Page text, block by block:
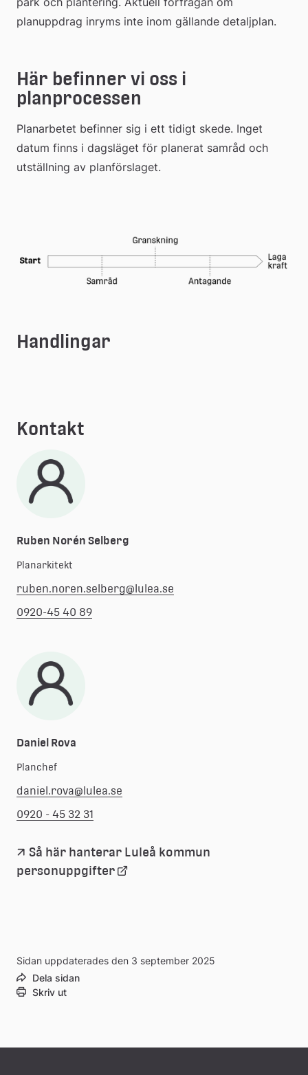
planuppdrag inryms inte inom gällande detaljplan.
Här befinner vi oss i
planprocessen
Planarbetet befinner sig i ett tidigt skede. Inget
datum finns i dagsläget för planerat samråd och
utställning av planförslaget.
Handlingar
Kontakt
Ruben Norén Selberg
Planarkitekt
ruben.noren.selberg@lulea.se
0920-45 40 89
Daniel Rova
Planchef
daniel.rova@lulea.se
0920 - 45 32 31
Så här hanterar Luleå kommun
personuppgifterLänk
webbplats
Sidan uppdaterades den 3 september 2025
Dela sidan
Skriv ut